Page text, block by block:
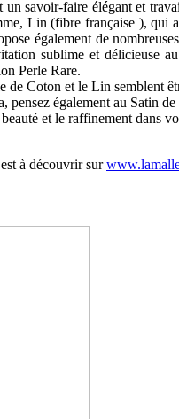
savoir-faire élégant et
Lin (fibre française ), qui
également de
sublime et délicieuse
Perle Rare.
de Coton et le Lin semblent
pensez également au Satin
et le raffinement dans
à découvrir sur